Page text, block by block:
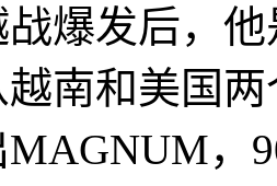
爆发后，
南和美国
，